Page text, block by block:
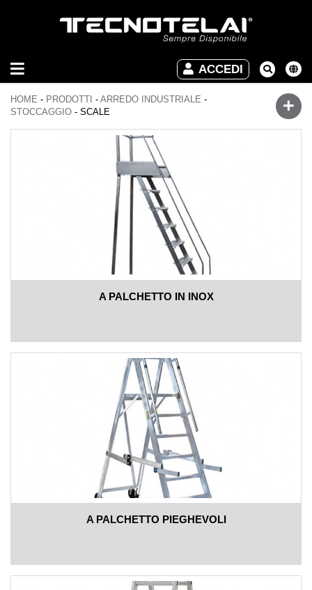
ACCEDI
INDUSTRIALE
ARREDO
UFFICIO
HOME - PRODOTTI - ARREDO INDUSTRIALE -
STOCCAGGIO - SCALE
A PALCHETTO IN INOX
A PALCHETTO PIEGHEVOLI